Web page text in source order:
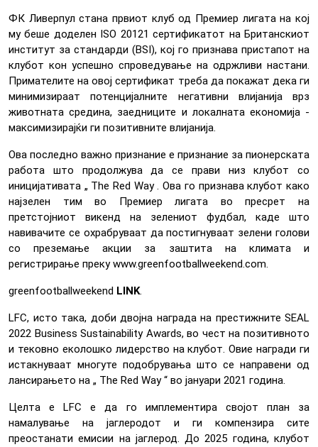
ФК Ливерпул стана првиот клуб од Премиер лигата на кој
му беше доделен ISO 20121 сертификатот на Британскиот
институт за стандарди (BSI), кој го признава пристапот на
клубот кон успешно спроведување на одржливи настани.
Примателите на овој сертификат треба да покажат дека ги
минимизираат потенцијалните негативни влијанија врз
животната средина, заедниците и локалната економија -
максимизирајќи ги позитивните влијанија.
Ова последно важно признание е признание за пионерската
работа што продолжува да се прави низ клубот со
иницијативата „ The Red Way . Ова го признава клубот како
најзелен тим во Премиер лигата во пресрет на
претстојниот викенд на зелениот фудбал, каде што
навивачите се охрабруваат да постигнуваат зелени голови
со преземање акции за заштита на климата и
регистрирање преку www.greenfootballweekend.com.
greenfootballweekend LINK.
LFC, исто така, доби двојна награда на престижните SEAL
2022 Business Sustainability Awards, во чест на позитивното
и тековно еколошко лидерство на клубот. Овие награди ги
истакнуваат многуте подобрувања што се направени од
лансирањето на „ The Red Way “ во јануари 2021 година.
Целта е LFC е да го имплементира својот план за
намалување на јаглеродот и ги компензира сите
преостанати емисии на јаглерод. До 2025 година, клубот